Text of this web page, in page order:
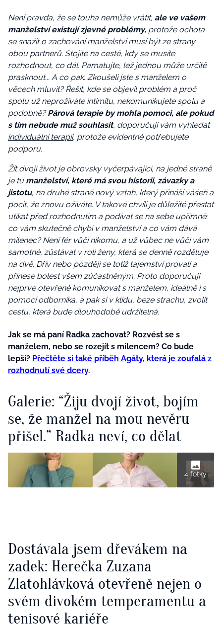
Není pravda, že se touha nemůže vrátit, ale ve vašem
manželství existují zjevné problémy, protože ochota
se snažit o zachování manželství musí být ze strany
obou partnerů. Stojíte na cestě, kdy se musíte
rozhodnout, co dál. Pamatujte, lež jednou může určitě
prasknout... A co pak. Zkoušeli jste s manželem o
věcech mluvit? Řešit, kde se objevil problém a proč
spolu už neprožíváte intimitu, nekomunikujete spolu a
podobně?Párová terapie by mohla pomoci, ale pokud
s tím nebude muž souhlasit, doporučuji vám vyhledat
individuální terapii, protože evidentně potřebujete
podporu.
Žít dvojí život je obrovsky vyčerpávající, na jedné straně
je tu manželství, které má svou historii, závazky a
jistotu, na druhé straně nový vztah, který přináší vášeň a
pocit, že znovu ožíváte. V takové chvíli je důležité přestat
utíkat před rozhodnutím a podívat se na sebe upřímně:
co vám skutečně chybí v manželství a co vám dává
milenec? Není fér vůči nikomu, a už vůbec ne vůči vám
samotné, zůstávat v roli ženy, která se denně rozděluje
na dvě. Dřív nebo později se totiž tajemství provalí a
přinese bolest všem zúčastněným. Proto doporučuji
nejprve otevřeně komunikovat s manželem, ideálně i s
pomocí odborníka, a pak si v klidu, beze strachu, zvolit
cestu, která bude dlouhodobě udržitelná.
Jak se má paní Radka zachovat? Rozvést se s
manželem, nebo se rozejít s milencem? Co bude
lepší? Přečtěte si také příběh Agáty, která je zoufalá z
rozhodnutí své dcery.
Galerie: “Žiju dvojí život, bojím
se, že manžel na mou nevěru
přišel.” Radka neví, co dělat
4 fotky
Dostávala jsem dřevákem na
zadek: Herečka Zuzana
Zlatohlávková otevřeně nejen o
svém divokém temperamentu a
tenisové kariéře